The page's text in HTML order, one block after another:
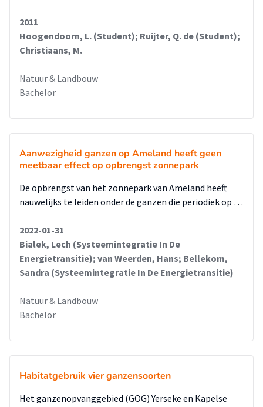
2011
Hoogendoorn, L. (Student); Ruijter, Q. de (Student);
Christiaans, M.
Natuur & Landbouw
Bachelor
Aanwezigheid ganzen op Ameland heeft geen
meetbaar effect op opbrengst zonnepark
De opbrengst van het zonnepark van Ameland heeft
nauwelijks te leiden onder de ganzen die periodiek op …
2022-01-31
Bialek, Lech (Systeemintegratie In De
Energietransitie); van Weerden, Hans; Bellekom,
Sandra (Systeemintegratie In De Energietransitie)
Natuur & Landbouw
Bachelor
Habitatgebruik vier ganzensoorten
Het ganzenopvanggebied (GOG) Yerseke en Kapelse